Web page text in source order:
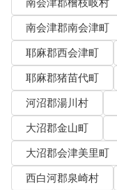
南会津郡檜枝岐村
南会津郡南会津町
耶麻郡西会津町
耶麻郡猪苗代町
河沼郡湯川村
大沼郡金山町
大沼郡会津美里町
西白河郡泉崎村